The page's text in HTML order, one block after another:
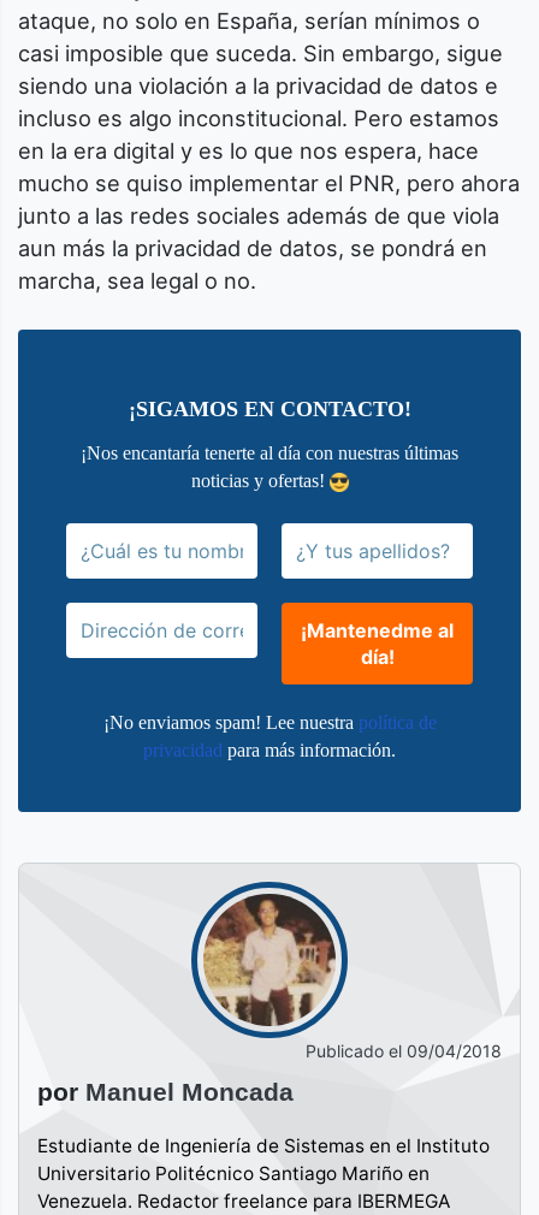
ataque, no solo en España, serían mínimos o
casi imposible que suceda. Sin embargo, sigue
siendo una violación a la privacidad de datos e
incluso es algo inconstitucional. Pero estamos
en la era digital y es lo que nos espera, hace
mucho se quiso implementar el PNR, pero ahora
junto a las redes sociales además de que viola
aun más la privacidad de datos, se pondrá en
marcha, sea legal o no.
¡SIGAMOS EN CONTACTO!
¡Nos encantaría tenerte al día con nuestras últimas
noticias y ofertas!
¡No enviamos spam! Lee nuestra política de
privacidad para más información.
por Manuel Moncada
Publicado el 09/04/2018
Estudiante de Ingeniería de Sistemas en el Instituto
Universitario Politécnico Santiago Mariño en
Venezuela. Redactor freelance para IBERMEGA